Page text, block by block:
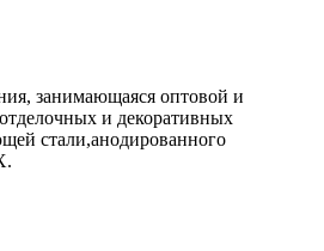
занимающаяся оптовой и
и декоративных
стали,анодированного